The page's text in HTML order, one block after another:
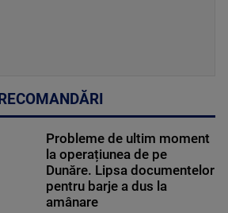
RECOMANDĂRI
Probleme de ultim moment
la operațiunea de pe
Dunăre. Lipsa documentelor
pentru barje a dus la
amânare